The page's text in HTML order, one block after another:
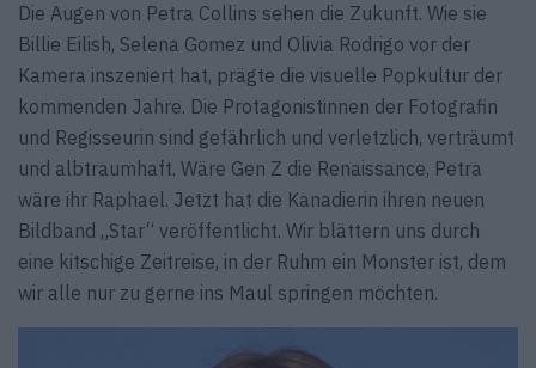
Die Augen von Petra Collins sehen die Zukunft. Wie sie
Billie Eilish, Selena Gomez und Olivia Rodrigo vor der
Kamera inszeniert hat, prägte die visuelle Popkultur der
kommenden Jahre. Die Protagonistinnen der Fotografin
und Regisseurin sind gefährlich und verletzlich, verträumt
und albtraumhaft. Wäre Gen Z die Renaissance, Petra
wäre ihr Raphael. Jetzt hat die Kanadierin ihren neuen
Bildband „Star“ veröffentlicht. Wir blättern uns durch
eine kitschige Zeitreise, in der Ruhm ein Monster ist, dem
wir alle nur zu gerne ins Maul springen möchten.